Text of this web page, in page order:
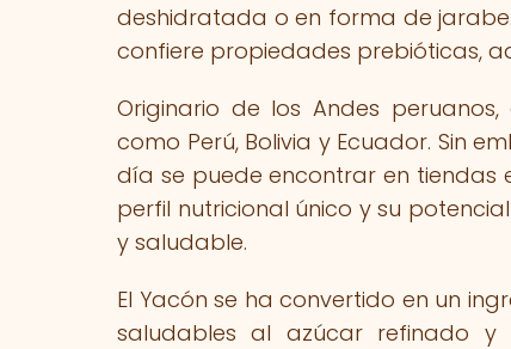
deshidratada o en forma de
confiere propiedades prebióticas,
Originario de los Andes
como Perú, Bolivia y Ecuador. Sin
día se puede encontrar en tiendas
perfil nutricional único y su
y saludable.
El Yacón se ha convertido en un
saludables al azúcar refinado y